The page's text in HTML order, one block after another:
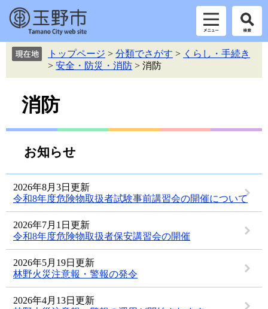
文
トップページ > 分類でさがす > くらし・手続き
> 安全・防災・消防 > 消防
消防
お知らせ
2026年8月3日更新
令和8年度危険物取扱者試験事前講習会の開催について
2026年7月1日更新
令和8年度危険物取扱者保安講習会の開催
2026年5月19日更新
林野火災注意報・警報の発令
2026年4月13日更新